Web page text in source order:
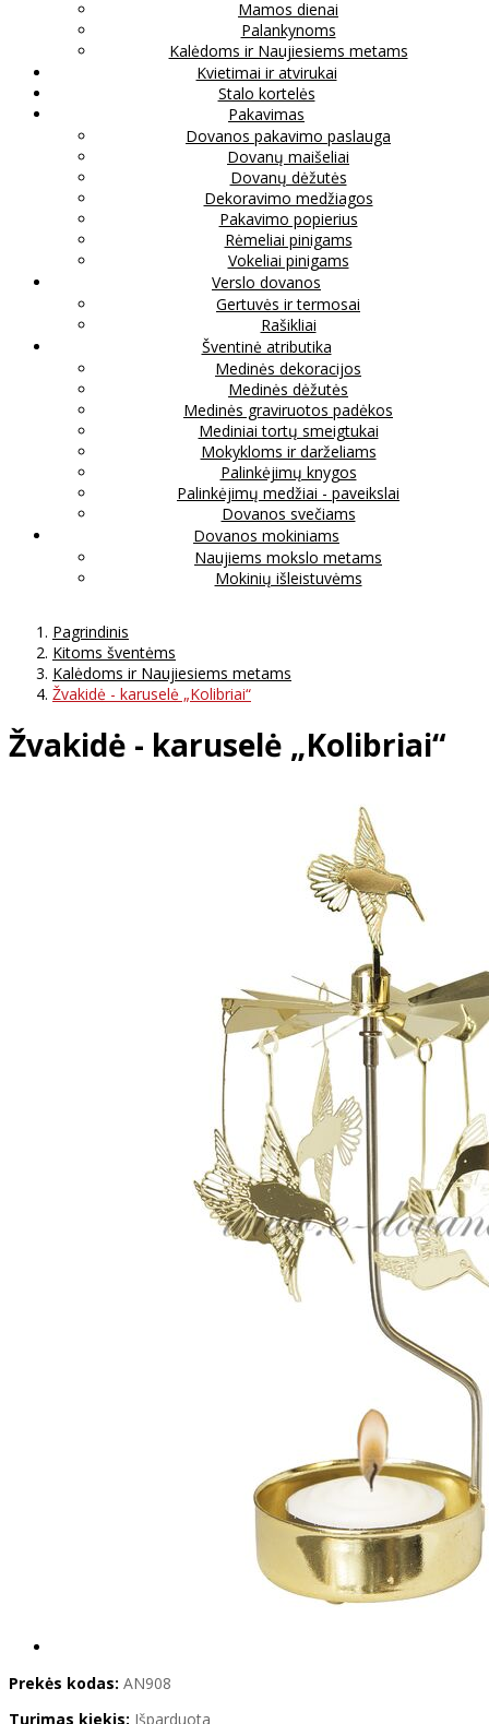
Mamos dienai
Palankynoms
Kalėdoms ir Naujiesiems metams
Kvietimai ir atvirukai
Stalo kortelės
Pakavimas
Dovanos pakavimo paslauga
Dovanų maišeliai
Dovanų dėžutės
Dekoravimo medžiagos
Pakavimo popierius
Rėmeliai pinigams
Vokeliai pinigams
Verslo dovanos
Gertuvės ir termosai
Rašikliai
Šventinė atributika
Medinės dekoracijos
Medinės dėžutės
Medinės graviruotos padėkos
Mediniai tortų smeigtukai
Mokykloms ir darželiams
Palinkėjimų knygos
Palinkėjimų medžiai - paveikslai
Dovanos svečiams
Dovanos mokiniams
Naujiems mokslo metams
Mokinių išleistuvėms
Pagrindinis
Kitoms šventėms
Kalėdoms ir Naujiesiems metams
Žvakidė - karuselė „Kolibriai“
Žvakidė - karuselė „Kolibriai“
Prekės kodas: AN908
Turimas kiekis: Išparduota